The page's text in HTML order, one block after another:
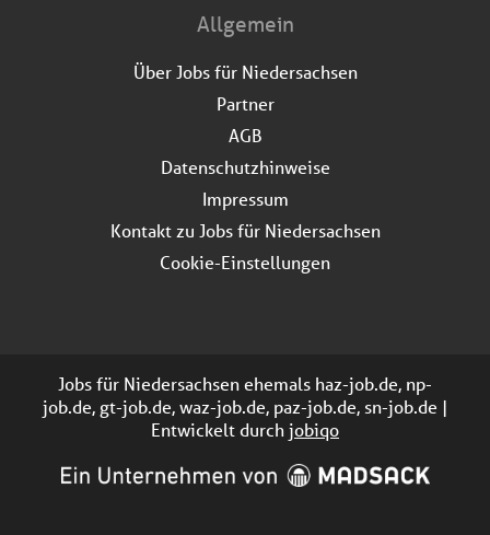
Allgemein
Über Jobs für Niedersachsen
Partner
AGB
Datenschutzhinweise
Impressum
Kontakt zu Jobs für Niedersachsen
Cookie-Einstellungen
Jobs für Niedersachsen ehemals haz-job.de, np-
job.de, gt-job.de, waz-job.de, paz-job.de, sn-job.de |
Entwickelt durchjobiqo